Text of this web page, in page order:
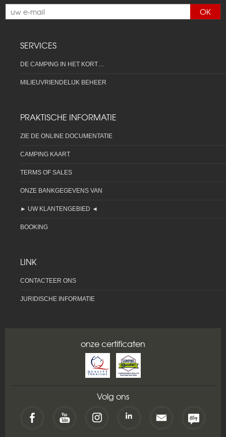
OK
SERVICES
DE CAMPING IN HET KORT…
MILIEUVRIENDELIJK BEHEER
PRAKTISCHE INFORMATIE
ZIE DE ONLINE DOCUMENTATIE
CAMPING KAART
TERMS OF SALES
ONZE BANKGEGEVENS VAN
► UW KLANTENGEBIED ◄
BOOKING
LINK
CONTACTEER ONS
JURIDISCHE INFORMATIE
onze certificaten
Volg ons